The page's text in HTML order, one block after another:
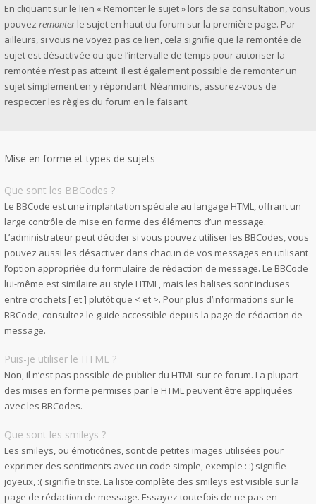
En cliquant sur le lien « Remonter le sujet » lors de sa consultation, vous
pouvez remonterle sujet en haut du forum sur la première page. Par
ailleurs, si vous ne voyez pas ce lien, cela signifie que la remontée de
sujet est désactivée ou que l’intervalle de temps pour autoriser la
remontée n’est pas atteint. Il est également possible de remonter un
sujet simplement en y répondant. Néanmoins, assurez-vous de
respecter les règles du forum en le faisant.
Mise en forme et types de sujets
Que sont les BBCodes ?
Le BBCode est une implantation spéciale au langage HTML, offrant un
large contrôle de mise en forme des éléments d’un message.
L’administrateur peut décider si vous pouvez utiliser les BBCodes, vous
pouvez aussi les désactiver dans chacun de vos messages en utilisant
l’option appropriée du formulaire de rédaction de message. Le BBCode
lui-même est similaire au style HTML, mais les balises sont incluses
entre crochets [ et ] plutôt que < et >. Pour plus d’informations sur le
BBCode, consultez le guide accessible depuis la page de rédaction de
message.
Puis-je utiliser le HTML ?
Non, il n’est pas possible de publier du HTML sur ce forum. La plupart
des mises en forme permises par le HTML peuvent être appliquées
avec les BBCodes.
Que sont les smileys ?
Les smileys, ou émoticônes, sont de petites images utilisées pour
exprimer des sentiments avec un code simple, exemple : :) signifie
joyeux, :( signifie triste. La liste complète des smileys est visible sur la
page de rédaction de message. Essayez toutefois de ne pas en